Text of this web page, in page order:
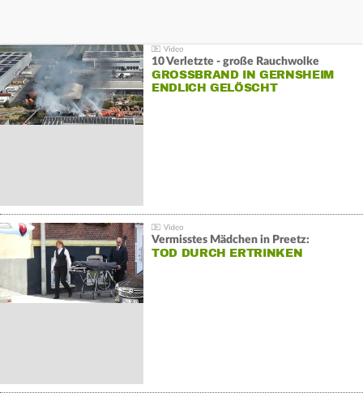
10 Verletzte - große Rauchwolke
GROSSBRAND IN GERNSHEIM E
NDLICH GELÖSCHT
Vermisstes Mädchen in Preetz:
TOD DURCH ERTRINKEN